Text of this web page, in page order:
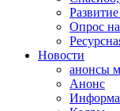
Опрос
Новости
анонсы
Анонс